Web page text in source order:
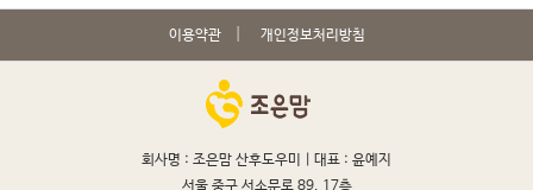
이용약관 개인정보처리방침
회사명 : 조은맘 산후도우미 | 대표 : 윤예지
서울 중구 서소문로 89, 17층